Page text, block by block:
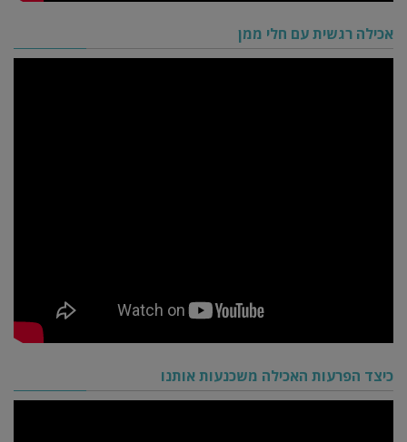
אכילה רגשית עם חלי ממן
כיצד הפרעות האכילה משכנעות אותנו